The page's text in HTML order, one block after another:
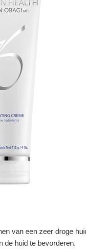
van een zeer droge
de huid te bevorderen.